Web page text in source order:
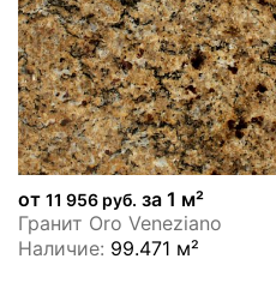
от 11 956 руб. за 1 м²
Гранит Oro Veneziano
Наличие: 99.471 м²